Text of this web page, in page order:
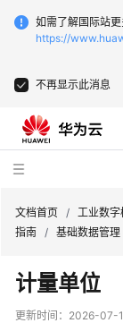
如需了解国际站更
https://
不再显示此消息
最
新
动
文档首页 / 工业数
指南 / 基础数据管理
计量单位
更新时间： 2026-07-